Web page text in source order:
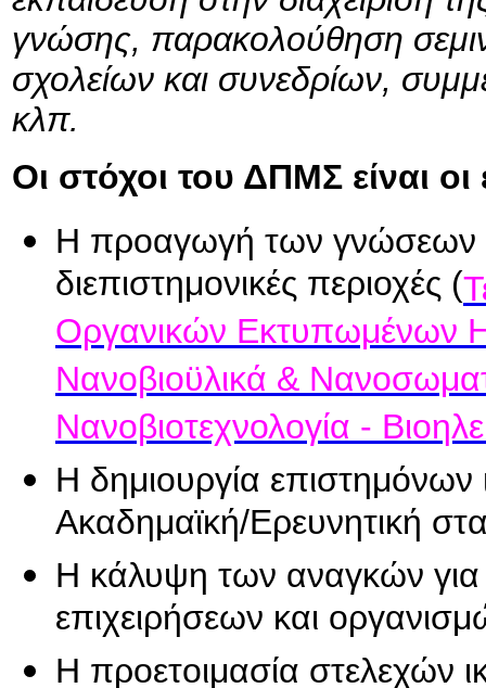
γνώσης, παρακολούθηση
σχολείων και συνεδρίων,
κλπ.
Οι στόχοι του ΔΠΜΣ είναι οι
Η προαγωγή των γνώσεων
διεπιστημονικές περιοχές (
Οργανικών Εκτυπωμένων
Νανοβιοϋλικά &
Νανοβιοτεχνολογία -
Η δημιουργία
Ακαδημαϊκή/Ερευνητική
Η κάλυψη των αναγκών για
επιχειρήσεων και
Η προετοιμασία στελεχών